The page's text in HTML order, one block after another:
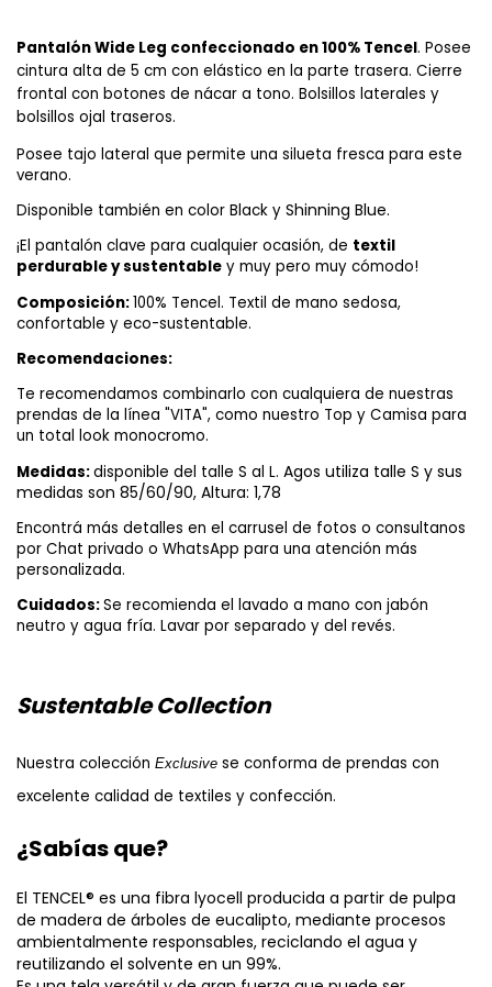
Pantalón Wide Leg confeccionado en 100% Tencel. Posee
cintura alta de 5 cm con elástico en la parte trasera. Cierre
frontal con botones de nácar a tono. Bolsillos laterales y
bolsillos ojal traseros.
Posee tajo lateral que permite una silueta fresca para este
verano.
Disponible también en color Black y Shinning Blue.
¡El pantalón clave para cualquier ocasión, de textil
perdurable y sustentable y muy pero muy cómodo!
Composición: 100% Tencel. Textil de mano sedosa,
confortable y eco-sustentable.
Recomendaciones:
Te recomendamos combinarlo con cualquiera de nuestras
prendas de la línea "VITA", como nuestro Top y Camisa para
un total look monocromo.
Medidas: disponible del talle S al L. Agos utiliza talle S y sus
medidas son 85/60/90, Altura: 1,78
Encontrá más detalles en el carrusel de fotos o consultanos
por Chat privado o WhatsApp para una atención más
personalizada.
Cuidados: Se recomienda el lavado a mano con jabón
neutro y agua fría. Lavar por separado y del revés.
Sustentable Collection
Nuestra colección Exclusive se conforma de prendas con
excelente calidad de textiles y confección.
¿Sabías que?
El TENCEL®️ es una fibra lyocell producida a partir de pulpa
de madera de árboles de eucalipto, mediante procesos
ambientalmente responsables, reciclando el agua y
reutilizando el solvente en un 99%.